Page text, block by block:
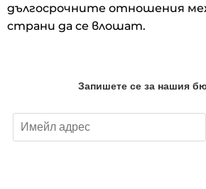
дългосрочните отношения
страни да се влошат.